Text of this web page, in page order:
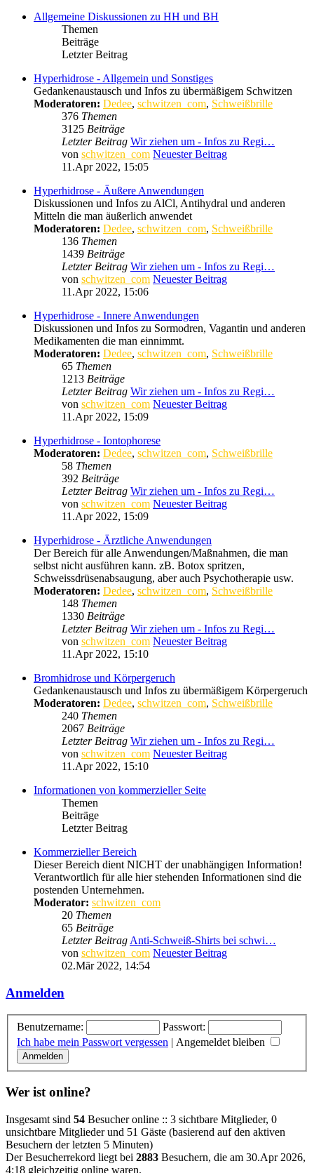
Allgemeine Diskussionen zu HH und BH
Themen
Beiträge
Letzter Beitrag
Hyperhidrose - Allgemein und Sonstiges
Gedankenaustausch und Infos zu übermäßigem Schwitzen
Moderatoren: Dedee, schwitzen_com, Schweißbrille
376 Themen
3125 Beiträge
Letzter Beitrag Wir ziehen um - Infos zu Regi…
von schwitzen_com Neuester Beitrag
11.Apr 2022, 15:05
Hyperhidrose - Äußere Anwendungen
Diskussionen und Infos zu AlCl, Antihydral und anderen
Mitteln die man äußerlich anwendet
Moderatoren: Dedee, schwitzen_com, Schweißbrille
136 Themen
1439 Beiträge
Letzter Beitrag Wir ziehen um - Infos zu Regi…
von schwitzen_com Neuester Beitrag
11.Apr 2022, 15:06
Hyperhidrose - Innere Anwendungen
Diskussionen und Infos zu Sormodren, Vagantin und anderen
Medikamenten die man einnimmt.
Moderatoren: Dedee, schwitzen_com, Schweißbrille
65 Themen
1213 Beiträge
Letzter Beitrag Wir ziehen um - Infos zu Regi…
von schwitzen_com Neuester Beitrag
11.Apr 2022, 15:09
Hyperhidrose - Iontophorese
Moderatoren: Dedee, schwitzen_com, Schweißbrille
58 Themen
392 Beiträge
Letzter Beitrag Wir ziehen um - Infos zu Regi…
von schwitzen_com Neuester Beitrag
11.Apr 2022, 15:09
Hyperhidrose - Ärztliche Anwendungen
Der Bereich für alle Anwendungen/Maßnahmen, die man
selbst nicht ausführen kann. zB. Botox spritzen,
Schweissdrüsenabsaugung, aber auch Psychotherapie usw.
Moderatoren: Dedee, schwitzen_com, Schweißbrille
148 Themen
1330 Beiträge
Letzter Beitrag Wir ziehen um - Infos zu Regi…
von schwitzen_com Neuester Beitrag
11.Apr 2022, 15:10
Bromhidrose und Körpergeruch
Gedankenaustausch und Infos zu übermäßigem Körpergeruch
Moderatoren: Dedee, schwitzen_com, Schweißbrille
240 Themen
2067 Beiträge
Letzter Beitrag Wir ziehen um - Infos zu Regi…
von schwitzen_com Neuester Beitrag
11.Apr 2022, 15:10
Informationen von kommerzieller Seite
Themen
Beiträge
Letzter Beitrag
Kommerzieller Bereich
Dieser Bereich dient NICHT der unabhängigen Information!
Verantwortlich für alle hier stehenden Informationen sind die
postenden Unternehmen.
Moderator: schwitzen_com
20 Themen
65 Beiträge
Letzter BeitragAnti-Schweiß-Shirts bei schwi…
von schwitzen_com Neuester Beitrag
02.Mär 2022, 14:54
Anmelden
Benutzername:
Passwort:
Ich habe mein Passwort vergessen | Angemeldet bleiben
Wer ist online?
Insgesamt sind 54 Besucher online :: 3 sichtbare Mitglieder, 0
unsichtbare Mitglieder und 51 Gäste (basierend auf den aktiven
Besuchern der letzten 5 Minuten)
Der Besucherrekord liegt bei 2883 Besuchern, die am 30.Apr 2026,
4:18 gleichzeitig online waren.